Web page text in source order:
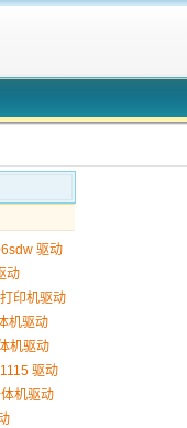
驱动
动
印机驱动
机驱动
机驱动
驱动
机驱动